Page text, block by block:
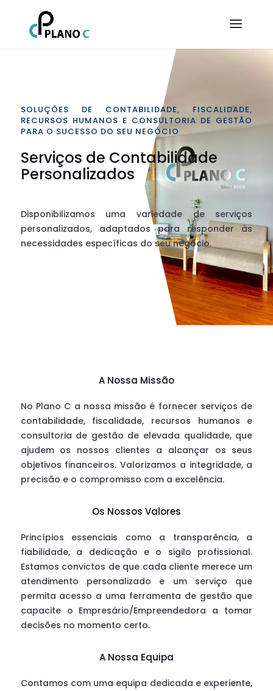
SOLUÇÕES DE CONTABILIDADE, FISCALIDADE,
RECURSOS HUMANOS E CONSULTORIA DE GESTÃO
PARA O SUCESSO DO SEU NEGÓCIO
Serviços de Contabilidade
Personalizados
Disponibilizamos uma variedade de serviços
personalizados, adaptados para responder às
necessidades específicas do seu negócio.
A Nossa Missão
No Plano C a nossa missão é fornecer serviços de
contabilidade, fiscalidade, recursos humanos e
consultoria de gestão de elevada qualidade, que
ajudem os nossos clientes a alcançar os seus
objetivos financeiros. Valorizamos a integridade, a
precisão e o compromisso com a excelência.
Os Nossos Valores
Princípios essenciais como a transparência, a
fiabilidade, a dedicação e o sigilo profissional.
Estamos convictos de que cada cliente merece um
atendimento personalizado e um serviço que
permita acesso a uma ferramenta de gestão que
capacite o Empresário/Empreendedora a tomar
decisões no momento certo.
A Nossa Equipa
Contamos com uma equipa dedicada e experiente,